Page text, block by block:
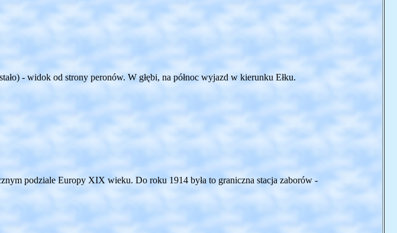
- widok od strony peronów. W głębi, na północ wyjazd w kierunku Ełku.
podziale Europy XIX wieku. Do roku 1914 była to graniczna stacja zaborów -